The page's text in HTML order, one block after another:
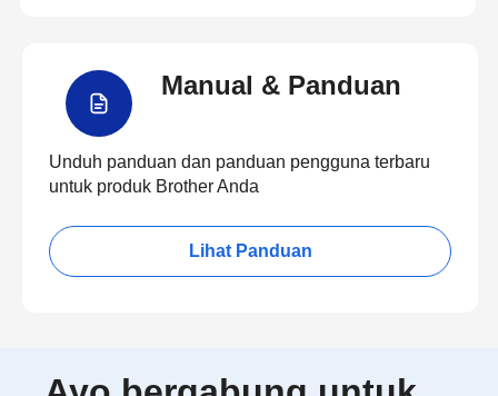
Manual & Panduan
Unduh panduan dan panduan pengguna terbaru
untuk produk Brother Anda
Lihat Panduan